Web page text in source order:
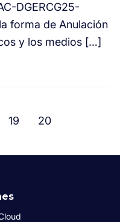
DGERCG25-
forma de Anulación
y los medios […]
19 20